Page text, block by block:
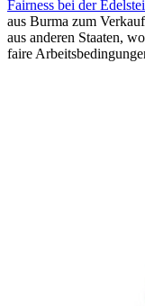
Fairness bei der
aus Burma zum
aus anderen Staaten,
faire